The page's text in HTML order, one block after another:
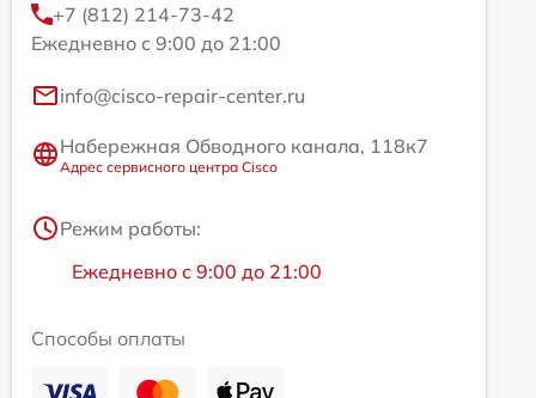
+7 (812) 214-73-42
Ежедневно с 9:00 до 21:00
info@cisco-repair-center.ru
Набережная Обводного канала, 118к7
Адрес сервисного центра Cisco
Режим работы:
Ежедневно с 9:00 до 21:00
Способы оплаты